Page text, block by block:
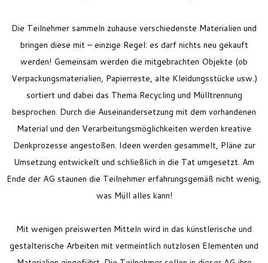
Die Teilnehmer sammeln zuhause verschiedenste Materialien und
bringen diese mit – einzige Regel: es darf nichts neu gekauft
werden! Gemeinsam werden die mitgebrachten Objekte (ob
Verpackungsmaterialien, Papierreste, alte Kleidungsstücke usw.)
sortiert und dabei das Thema Recycling und Mülltrennung
besprochen. Durch die Auseinandersetzung mit dem vorhandenen
Material und den Verarbeitungsmöglichkeiten werden kreative
Denkprozesse angestoßen. Ideen werden gesammelt, Pläne zur
Umsetzung entwickelt und schließlich in die Tat umgesetzt. Am
Ende der AG staunen die Teilnehmer erfahrungsgemäß nicht wenig,
was Müll alles kann!
Mit wenigen preiswerten Mitteln wird in das künstlerische und
gestalterische Arbeiten mit vermeintlich nutzlosen Elementen und